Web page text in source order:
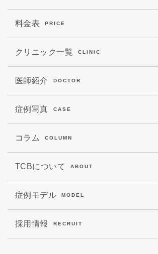
料金表 PRICE
クリニック一覧 CLINIC
医師紹介 DOCTOR
症例写真 CASE
コラム COLUMN
TCBについて ABOUT
症例モデル MODEL
採用情報 RECRUIT